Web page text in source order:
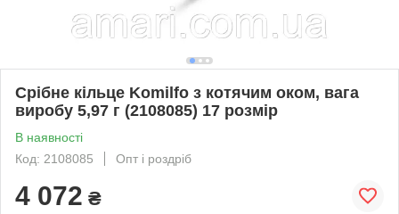
Срібне кільце Komilfo з котячим оком, вага
виробу 5,97 г (2108085) 17 розмір
В наявності
Код: 2108085
Опт і роздріб
4 072 ₴